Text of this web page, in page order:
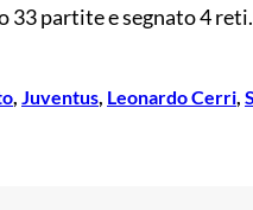
33 partite e segnato 4 reti.
, Juventus, Leonardo Cerri,